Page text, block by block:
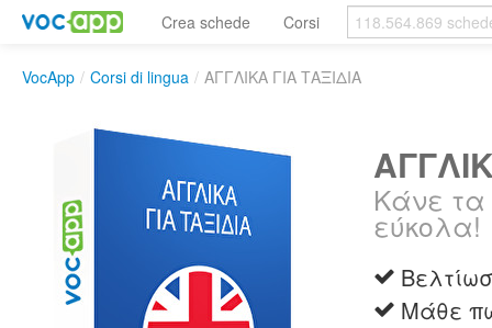
Crea schede Corsi
VocApp / Corsi di lingua / ΑΓΓΛΙΚΑ ΓΙΑ ΤΑΞΙΔΙΑ
Κάνε τα
εύκολα!
Μάθε